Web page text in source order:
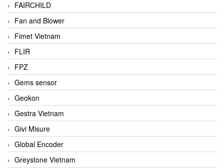
FAIRCHILD
Fan and Blower
Fimet Vietnam
FLIR
FPZ
Gems sensor
Geokon
Gestra Vietnam
Givi Misure
Global Encoder
Greystone Vietnam